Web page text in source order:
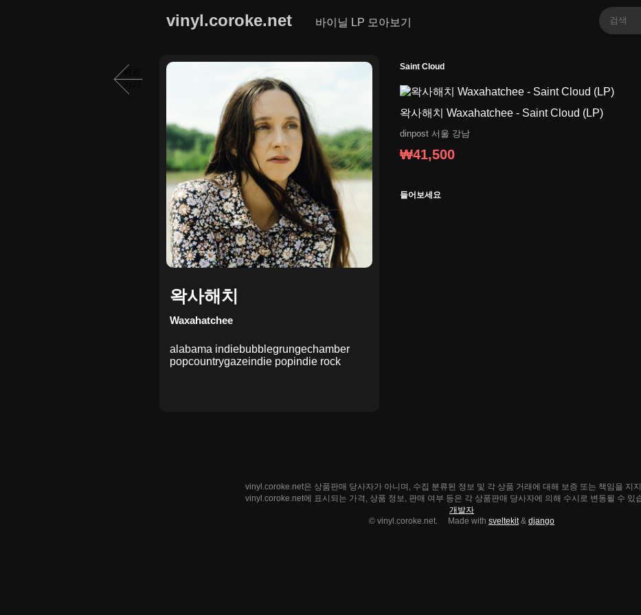
vinyl.coroke.net 바이닐 LP 모아보기
뒤로
왁사해치
Waxahatchee
alabama indiebubblegrungechamber
popcountrygazeindie popindie rock
Saint Cloud
왁사해치 Waxahatchee - Saint Cloud (LP)
dinpost 서울 강남
₩41,500
들어보세요
vinyl.coroke.net은 상품판매 당사자가 아니며, 수집 분류된 정보 및 각 상품 거래에 대해 보증 또는 책임을 지
vinyl.coroke.net에 표시되는 가격, 상품 정보, 판매 여부 등은 각 상품판매 당사자에 의해 수시로 변동될 수 있
개발자
© vinyl.coroke.net. Made with sveltekit& django